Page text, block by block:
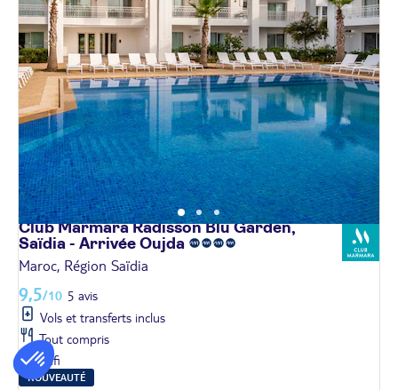
Club Marmara Radisson Blu Garden,
Saïdia - Arrivée Oujda
Maroc, Région Saïdia
9,5/10 5 avis
Vols et transferts inclus
Tout compris
Wifi
NOUVEAUTÉ